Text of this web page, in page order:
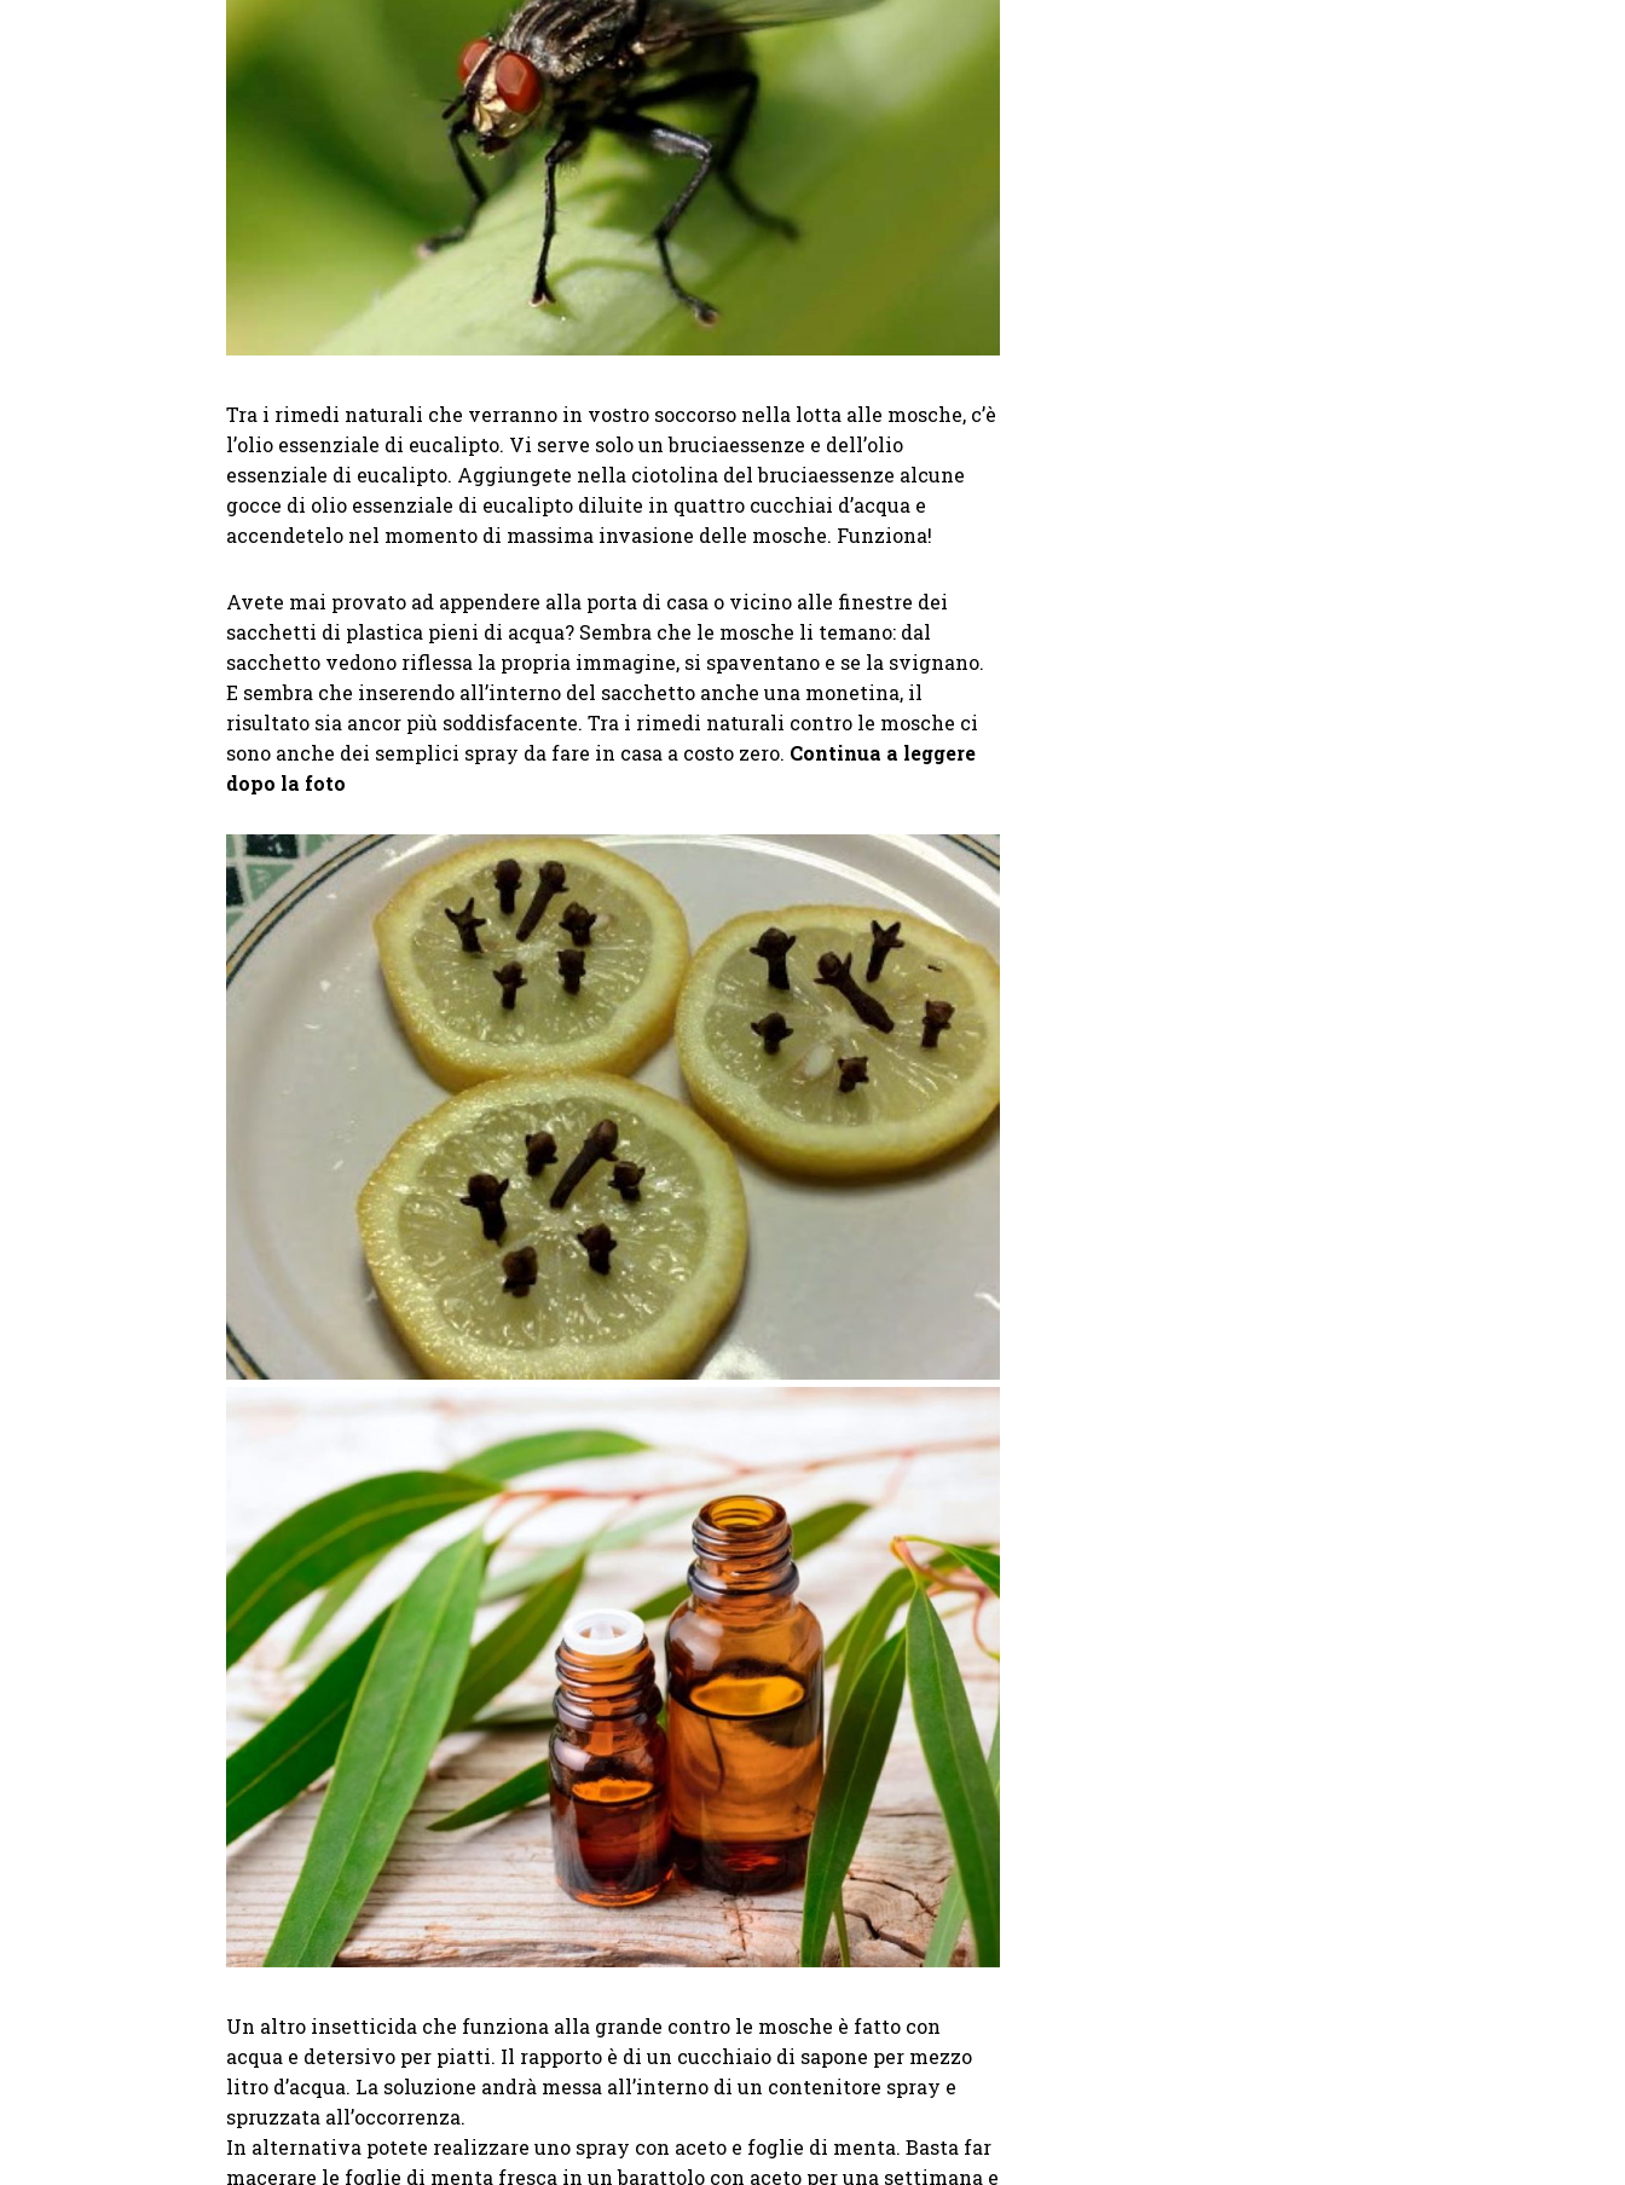
Tra i rimedi naturali che verranno in vostro soccorso nella lotta alle mosche, c’è
l’olio essenziale di eucalipto. Vi serve solo un bruciaessenze e dell’olio
essenziale di eucalipto. Aggiungete nella ciotolina del bruciaessenze alcune
gocce di olio essenziale di eucalipto diluite in quattro cucchiai d’acqua e
accendetelo nel momento di massima invasione delle mosche. Funziona!
Avete mai provato ad appendere alla porta di casa o vicino alle finestre dei
sacchetti di plastica pieni di acqua? Sembra che le mosche li temano: dal
sacchetto vedono riflessa la propria immagine, si spaventano e se la svignano.
E sembra che inserendo all’interno del sacchetto anche una monetina, il
risultato sia ancor più soddisfacente. Tra i rimedi naturali contro le mosche ci
sono anche dei semplici spray da fare in casa a costo zero. Continua a leggere
dopo la foto
Un altro insetticida che funziona alla grande contro le mosche è fatto con
acqua e detersivo per piatti. Il rapporto è di un cucchiaio di sapone per mezzo
litro d’acqua. La soluzione andrà messa all’interno di un contenitore spray e
spruzzata all’occorrenza.
In alternativa potete realizzare uno spray con aceto e foglie di menta. Basta far
macerare le foglie di menta fresca in un barattolo con aceto per una settimana e